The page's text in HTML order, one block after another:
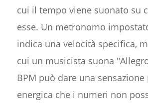
cui il tempo viene suonato su
esse. Un metronomo
indica una velocità specifica,
cui un musicista suona
BPM può dare una
energica che i numeri non